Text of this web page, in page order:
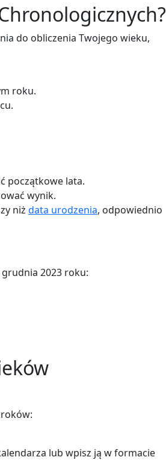
do obliczenia Twojego wieku,
roku.
początkowe lata.
wynik.
niż data urodzenia, odpowiednio
grudnia 2023 roku:
lub wpisz ją w formacie